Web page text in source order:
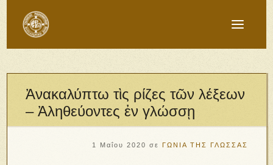
Ἀνακαλύπτω τὶς ρίζες τῶν λέξεων
– Ἀληθεύοντες ἐν γλώσσῃ
1 Μαΐου 2020 σε ΓΩΝΙΑ ΤΗΣ ΓΛΩΣΣΑΣ